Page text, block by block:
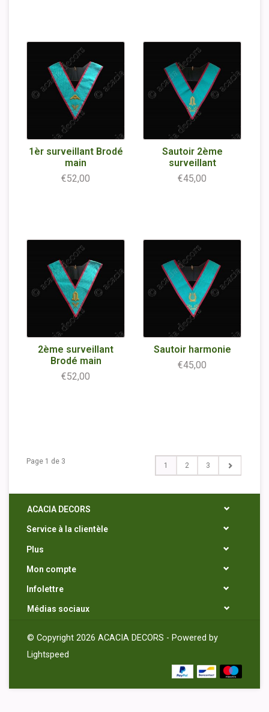
1èr surveillant Brodé
main
€52,00
Sautoir 2ème
surveillant
€45,00
2ème surveillant
Brodé main
€52,00
Sautoir harmonie
€45,00
Page 1 de 3 1 2 3
ACACIA DECORS
Service à la clientèle
Plus
Mon compte
Infolettre
Médias sociaux
© Copyright 2026 ACACIA DECORS - Powered by
Lightspeed